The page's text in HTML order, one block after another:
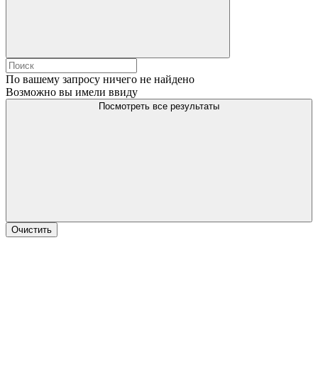
По вашему запросу ничего не найдено
Возможно вы имели ввиду
Посмотреть все результаты
Очистить